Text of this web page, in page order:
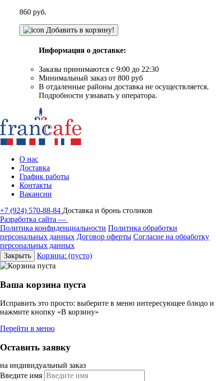
860 руб.
Добавить в корзину!
Информация о доставке:
Заказы принимаются с 9:00 до 22:30
Минимальный заказ от 800 руб
В отдаленные районы доставка не осуществляется.
Подробности узнавать у оператора.
О нас
Доставка
График работы
Контакты
Вакансии
+7 (924) 570-88-84 Доставка и бронь столиков
Разработка сайта —
Политика конфиденциальности Политика обработки
персональных данных Договор оферты Согласие на обработку
персональных данных
Закрыть
Корзина: (пусто)
Ваша корзина пуста
Исправить это просто: выберите в меню интересующее блюдо и
нажмите кнопку «В корзину»
Перейти в меню
Оставить заявку
на индивидуальный заказ
Введите имя